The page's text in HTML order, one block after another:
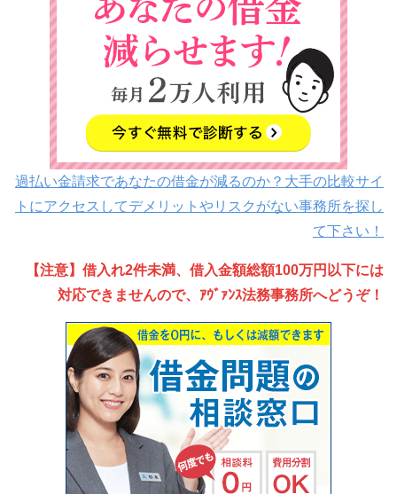
過払い金請求であなたの借金が減るのか？大手の比較サイ
トにアクセスしてデメリットやリスクがない事務所を探し
て下さい！
【注意】借入れ2件未満、借入金額総額100万円以下には
対応できませんので、ｱｳﾞｧﾝｽ法務事務所へどうぞ！